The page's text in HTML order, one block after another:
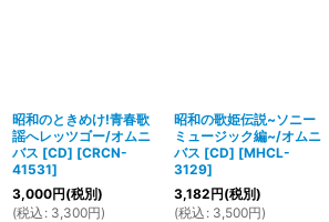
昭和のときめけ!青春歌
謡へレッツゴー/オムニ
バス [CD] [CRCN-
41531]
3,000円(税別)
(税込 : 3,300円)
昭和の歌姫伝説~ソニー
ミュージック編~/オムニ
バス [CD] [MHCL-
3129]
3,182円(税別)
(税込 : 3,500円)